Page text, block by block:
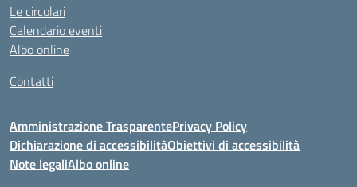
Le circolari
Calendario eventi
Albo online
Contatti
Amministrazione TrasparentePrivacy Policy
Dichiarazione di accessibilitàObiettivi di accessibilità
Note legaliAlbo online